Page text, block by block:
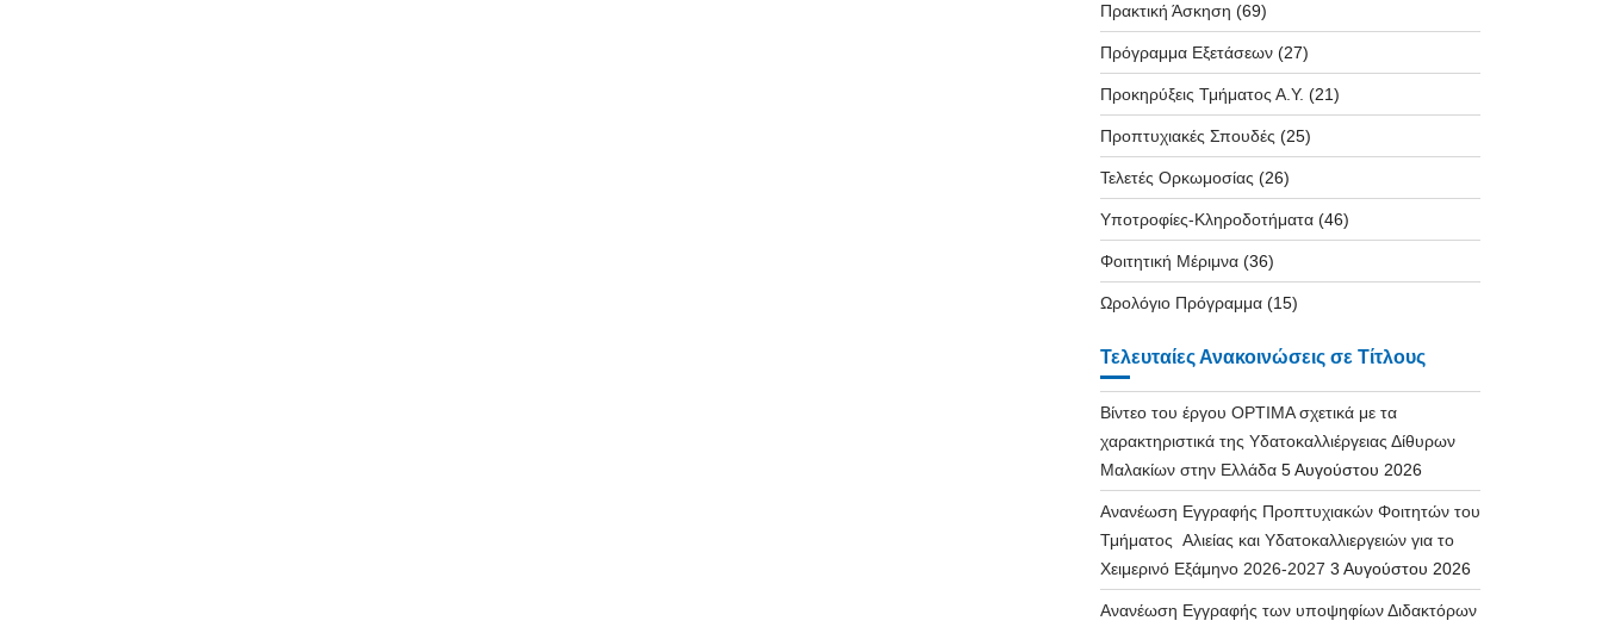
Πρακτική Άσκηση (69)
Πρόγραμμα Εξετάσεων(27)
Προκηρύξεις Τμήματος Α.Υ. (21)
Προπτυχιακές Σπουδές (25)
Τελετές Ορκωμοσίας (26)
Υποτροφίες-Κληροδοτήματα(46)
Φοιτητική Μέριμνα(36)
Ωρολόγιο Πρόγραμμα(15)
Τελευταίες Ανακοινώσεις σε Τίτλους
Βίντεο του έργου OPTIMA σχετικά με τα
χαρακτηριστικά της Υδατοκαλλιέργειας Δίθυρων
Μαλακίων στην Ελλάδα 5 Αυγούστου 2026
Ανανέωση Εγγραφής Προπτυχιακών Φοιτητών του
Τμήματος Αλιείας και Υδατοκαλλιεργειών για το
Χειμερινό Εξάμηνο 2026-2027 3 Αυγούστου 2026
Ανανέωση Εγγραφής των υποψηφίων Διδακτόρων